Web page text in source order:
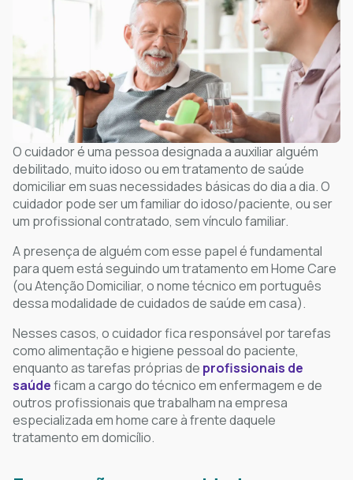
O cuidador é uma pessoa designada a auxiliar alguém
debilitado, muito idoso ou em tratamento de saúde
domiciliar em suas necessidades básicas do dia a dia. O
cuidador pode ser um familiar do idoso/paciente, ou ser
um profissional contratado, sem vínculo familiar.
A presença de alguém com esse papel é fundamental
para quem está seguindo um tratamento em Home Care
(ou Atenção Domiciliar, o nome técnico em português
dessa modalidade de cuidados de saúde em casa).
Nesses casos, o cuidador fica responsável por tarefas
como alimentação e higiene pessoal do paciente,
enquanto as tarefas próprias de profissionais de
saúdeficam a cargo do técnico em enfermagem e de
outros profissionais que trabalham na empresa
especializada em home care à frente daquele
tratamento em domicílio.